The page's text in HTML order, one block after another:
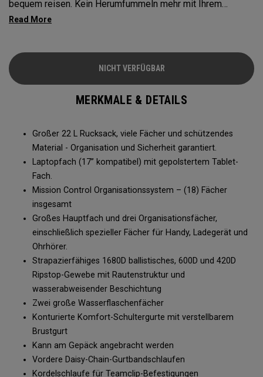
bequem reisen. Kein Herumfummeln mehr mit Ihrem
Laptop, wenn Sie versuchen Ihren Business-Flug zu
NICHT VERFÜGBAR
MERKMALE & DETAILS
Großer 22 L Rucksack, viele Fächer und schützendes
Material - Organisation und Sicherheit garantiert.
Laptopfach (17” kompatibel) mit gepolstertem Tablet-
Fach.
Mission Control Organisationssystem – (18) Fächer
insgesamt
Großes Hauptfach und drei Organisationsfächer,
einschließlich spezieller Fächer für Handy, Ladegerät und
Ohrhörer.
Strapazierfähiges 1680D ballistisches, 600D und 420D
Ripstop-Gewebe mit Rautenstruktur und
wasserabweisender Beschichtung
Zwei große Wasserflaschenfächer
Konturierte Komfort-Schultergurte mit verstellbarem
Brustgurt
Kann am Gepäck angebracht werden
Vordere Daisy-Chain-Gurtbandschlaufen
Kordelschlaufe für Teamclip-Befestigungen